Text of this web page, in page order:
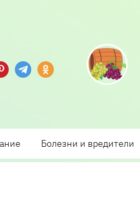
посадки и ухода
Болезни и вредители